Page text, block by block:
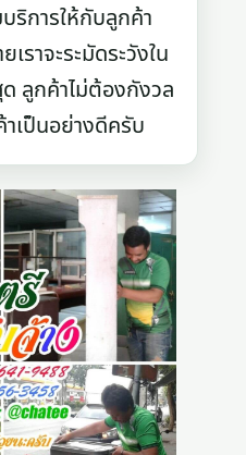
ริการให้กับลูกค้า
ราจะระมัดระวังใน
ลูกค้าไม่ต้องกังวล
าเป็นอย่างดีครับ